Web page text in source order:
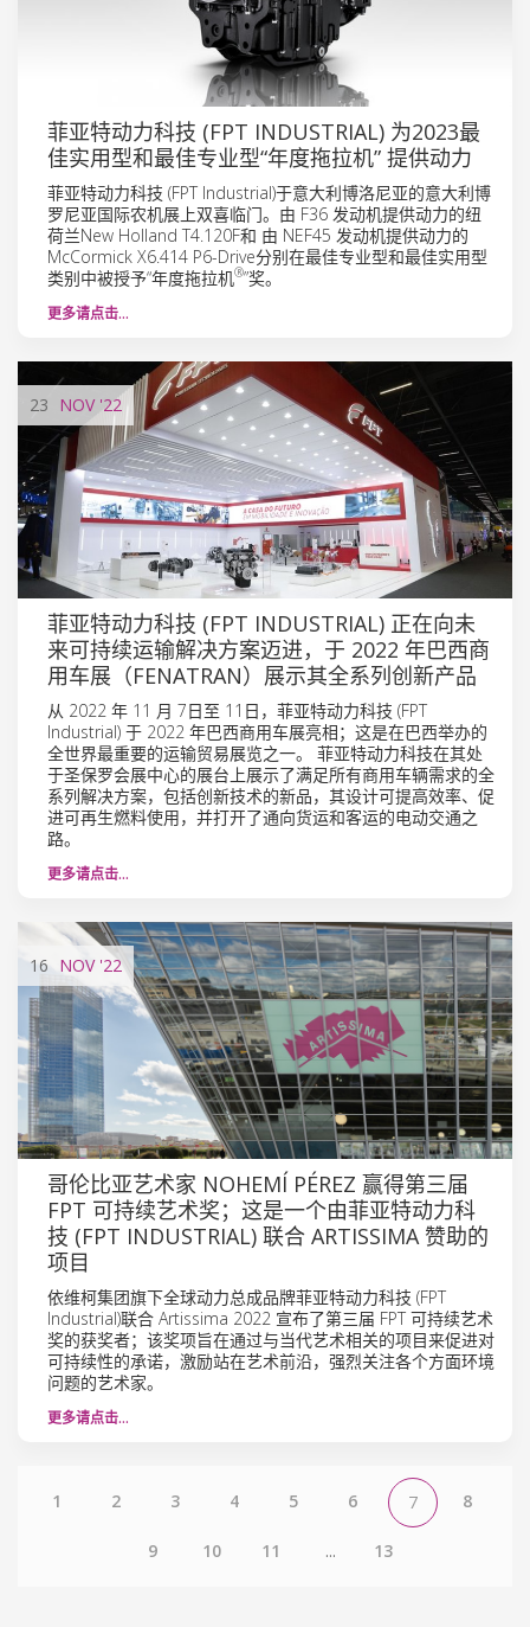
菲亚特动力科技 (FPT INDUSTRIAL) 为2023最
佳实用型和最佳专业型“年度拖拉机” 提供动力
菲亚特动力科技 (FPT Industrial)于意大利博洛尼亚的意大利博
罗尼亚国际农机展上双喜临门。由 F36 发动机提供动力的纽
荷兰New Holland T4.120F和 由 NEF45 发动机提供动力的
McCormick X6.414 P6-Drive分别在最佳专业型和最佳实用型
类别中被授予“年度拖拉机®”奖。
更多请点击…
23 NOV'22
菲亚特动力科技 (FPT INDUSTRIAL) 正在向未
来可持续运输解决方案迈进，于 2022 年巴西商
用车展（FENATRAN）展示其全系列创新产品
从 2022 年 11 月 7日至 11日，菲亚特动力科技 (FPT
Industrial) 于 2022 年巴西商用车展亮相；这是在巴西举办的
全世界最重要的运输贸易展览之一。 菲亚特动力科技在其处
于圣保罗会展中心的展台上展示了满足所有商用车辆需求的全
系列解决方案，包括创新技术的新品，其设计可提高效率、促
进可再生燃料使用，并打开了通向货运和客运的电动交通之
路。
更多请点击…
16 NOV'22
哥伦比亚艺术家 NOHEMÍ PÉREZ 赢得第三届
FPT 可持续艺术奖；这是一个由菲亚特动力科
技 (FPT INDUSTRIAL) 联合 ARTISSIMA 赞助的
项目
依维柯集团旗下全球动力总成品牌菲亚特动力科技 (FPT
Industrial)联合 Artissima 2022 宣布了第三届 FPT 可持续艺术
奖的获奖者；该奖项旨在通过与当代艺术相关的项目来促进对
可持续性的承诺，激励站在艺术前沿，强烈关注各个方面环境
问题的艺术家。
更多请点击…
1 2 3 4 5 6 7 8
9 10 11 ... 13